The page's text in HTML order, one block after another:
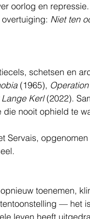
oorlog en
Niet ten
schetsen en
(1965),
Kerl (2022).
nooit ophield te
Servais,
toenemen,
— het